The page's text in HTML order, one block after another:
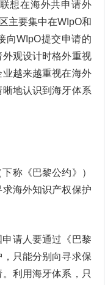
想在海外共申请外
主要集中在WIpO和
向WIpO提交申请的
观设计时格外重视
越来越重视在海外
地认识到海牙体系
称《巴黎公约》）
海外知识产权保护
请人要通过《巴黎
只能分别向寻求保
利用海牙体系，只